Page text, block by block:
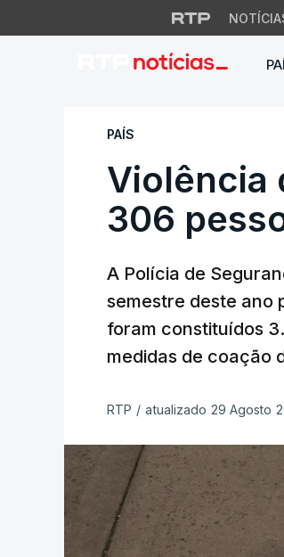
Violência
PAÍS
Violência
306
A Polícia de
semestre deste ano
foram constituídos
medidas de coação
RTP / atualizado 29 Agosto